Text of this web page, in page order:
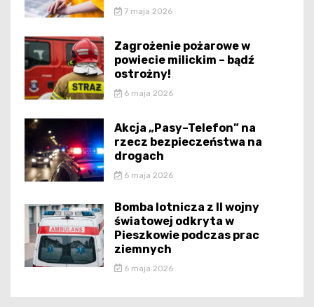
7 maja 2026
Zagrożenie pożarowe w
powiecie milickim – bądź
ostrożny!
6 maja 2026
Akcja „Pasy–Telefon” na
rzecz bezpieczeństwa na
drogach
6 maja 2026
Bomba lotnicza z II wojny
światowej odkryta w
Pieszkowie podczas prac
ziemnych
6 maja 2026